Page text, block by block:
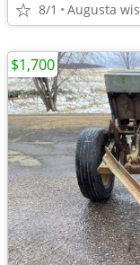
8/1 Augusta wis
$1,700